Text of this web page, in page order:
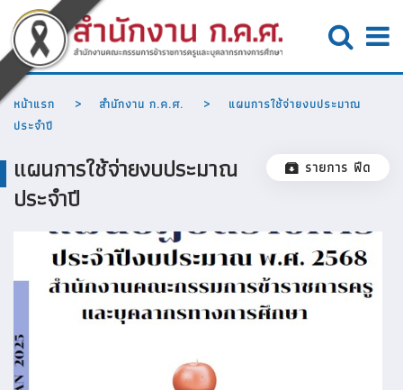
หน้าแรก สำนักงาน ก.ค.ศ.
แผนการใช้จ่ายงบประมาณ
ประจำปี
รายการ ฟีด
แผนการใช้จ่ายงบประมาณ
ประจำปี